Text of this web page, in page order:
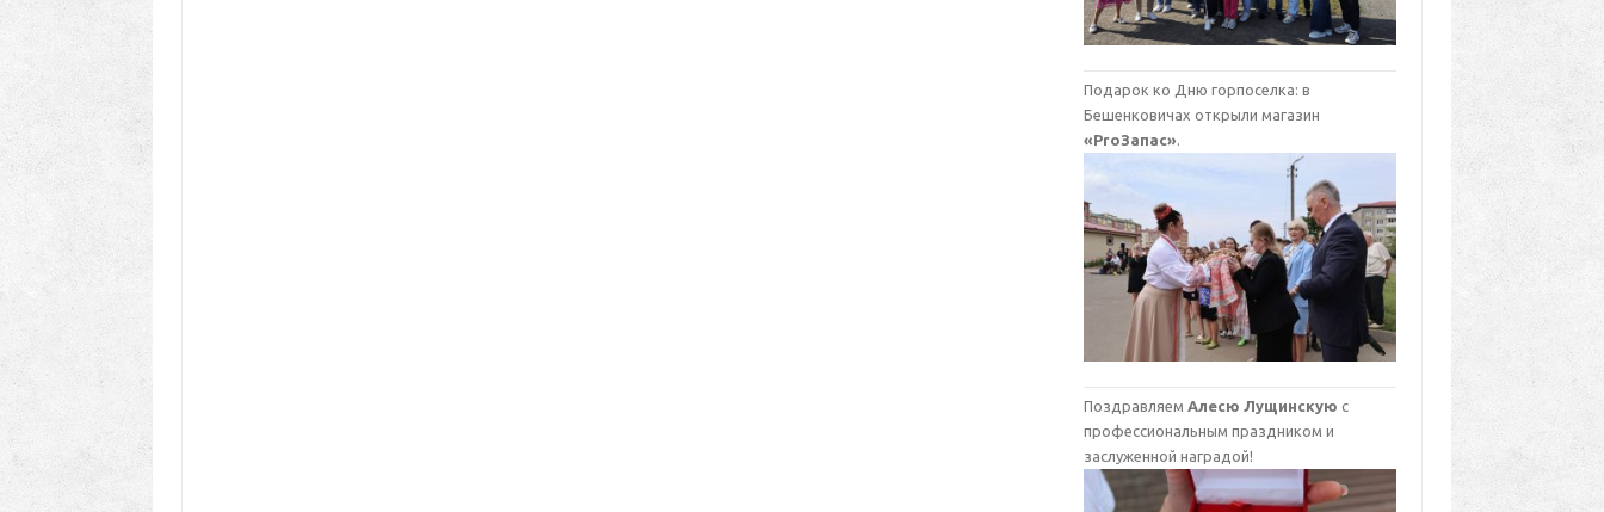
Подарок ко Дню горпоселка: в
Бешенковичах открыли магазин
«ProЗапас».
ПоздравляемАлесю Лущинскую с
профессиональным праздником и
заслуженной наградой!